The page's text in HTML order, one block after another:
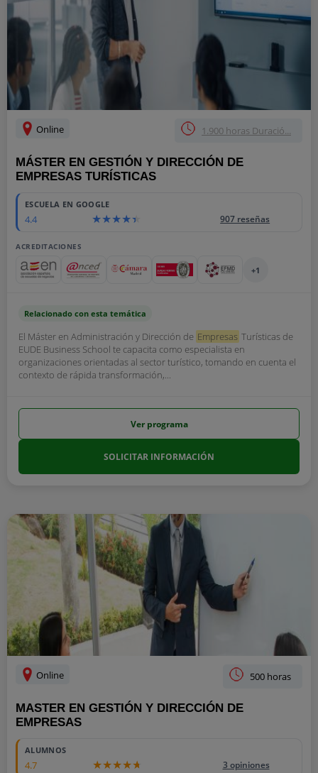
Online 1.900 horas Duració...
MÁSTER EN GESTIÓN Y DIRECCIÓN DE
EMPRESAS TURÍSTICAS
ESCUELA EN GOOGLE
4.4 907 reseñas
ACREDITACIONES
+1
Relacionado con esta temática
El Máster en Administración y Dirección de Empresas Turísticas de
EUDE Business School te capacita como especialista en
organizaciones orientadas al sector turístico, tomando en cuenta el
contexto de rápida transformación,...
Ver programa
SOLICITAR INFORMACIÓN
Online 500 horas
MASTER EN GESTIÓN Y DIRECCIÓN DE
EMPRESAS
ALUMNOS
4.7 3 opiniones